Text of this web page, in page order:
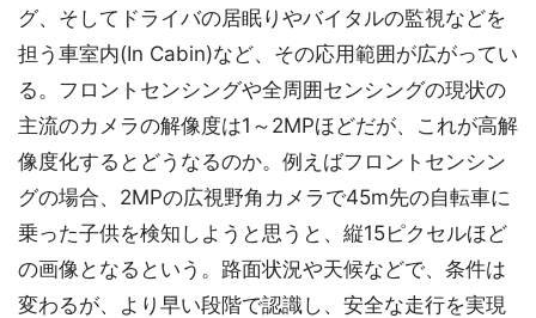
グ、そしてドライバの居眠りやバイタルの監視などを
担う車室内(In Cabin)など、その応用範囲が広がってい
る。フロントセンシングや全周囲センシングの現状の
主流のカメラの解像度は1～2MPほどだが、これが高解
像度化するとどうなるのか。例えばフロントセンシン
グの場合、2MPの広視野角カメラで45m先の自転車に
乗った子供を検知しようと思うと、縦15ピクセルほど
の画像となるという。路面状況や天候などで、条件は
変わるが、より早い段階で認識し、安全な走行を実現